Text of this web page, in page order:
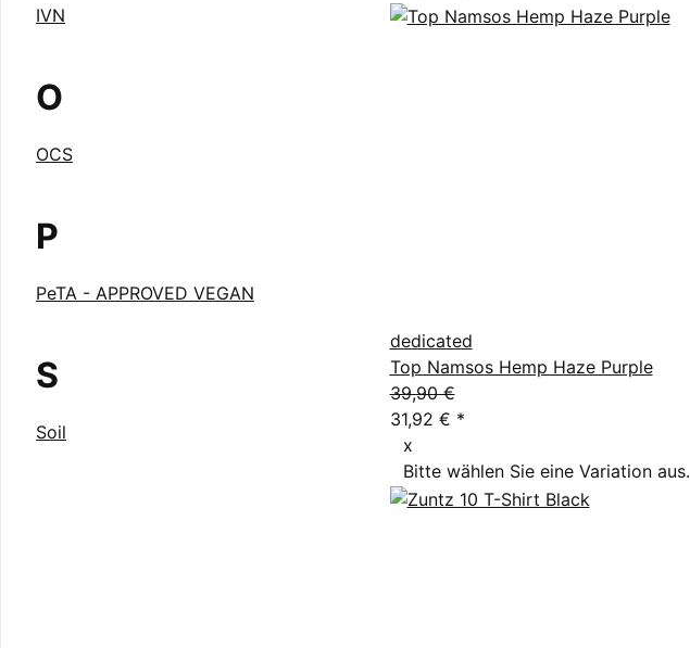
dedicated
Top Namsos Hemp Haze Purple
39,90 €
31,92 € *
x
Bitte wählen Sie eine Variation aus.
IVN
O
OCS
P
PeTA - APPROVED VEGAN
S
Soil